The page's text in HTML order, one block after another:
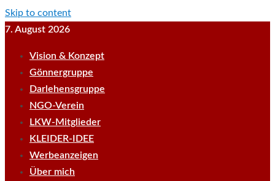
Skip to content
7. August 2026
Vision & Konzept
Gönnergruppe
Darlehensgruppe
NGO-Verein
LKW-Mitglieder
KLEIDER-IDEE
Werbeanzeigen
Über mich